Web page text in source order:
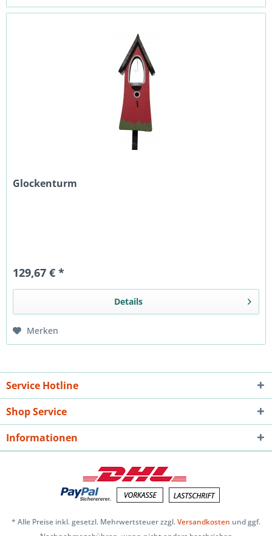
Glockenturm
129,67 € *
Details
Merken
Service Hotline
Shop Service
Informationen
* Alle Preise inkl. gesetzl. Mehrwertsteuer zzgl.Versandkosten und ggf.